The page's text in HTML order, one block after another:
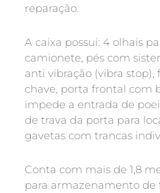
reparação.
A caixa possui: 4 olhais
camionete, pés com
anti vibração (vibra
chave, porta frontal com
impede a entrada de
de trava da porta para
gavetas com trancas
Conta com mais de 1,8
para armazenamento de